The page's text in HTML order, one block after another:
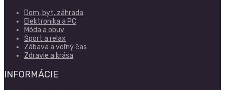
Dom, byt, záhrada
Elektronika a PC
Móda a obuv
Šport a relax
Zábava a voľný čas
Zdravie a krása
INFORMÁCIE